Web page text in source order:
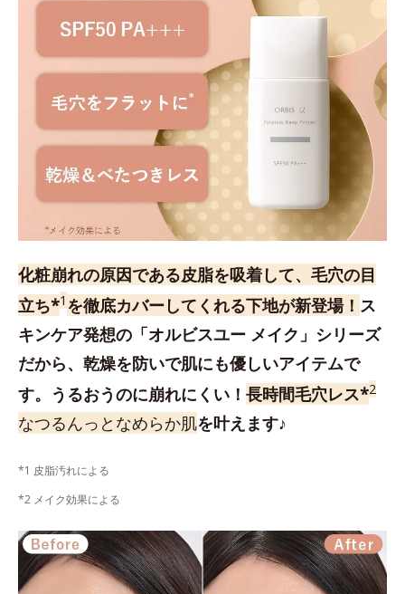
化粧崩れの原因である皮脂を吸着して、毛穴の目
立ち*1 を徹底カバーしてくれる下地が新登場！ ス
キンケア発想の「オルビスユー メイク」シリーズ
だから、乾燥を防いで肌にも優しいアイテムで
す。うるおうのに崩れにくい！ 長時間毛穴レス*2
なつるんっとなめらか肌を叶えます♪
*1 皮脂汚れによる
*2 メイク効果による